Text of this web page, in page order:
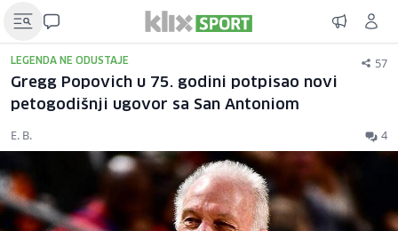
LEGENDA NE ODUSTAJE 57
Gregg Popovich u 75. godini potpisao novi
petogodišnji ugovor sa San Antoniom
E. B. 4